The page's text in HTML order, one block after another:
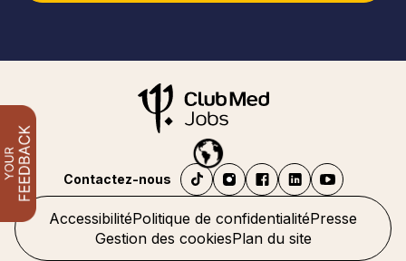
AccessibilitéPolitique de confidentialitéPresse
Gestion des cookiesPlan du site
Contactez-nous